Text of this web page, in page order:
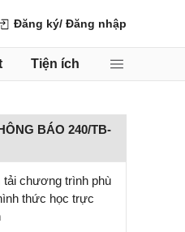
Đăng ký/ Đăng nhập
Tiện ích
BÁO 240/TB-
tải chương trình phù
thức học trực